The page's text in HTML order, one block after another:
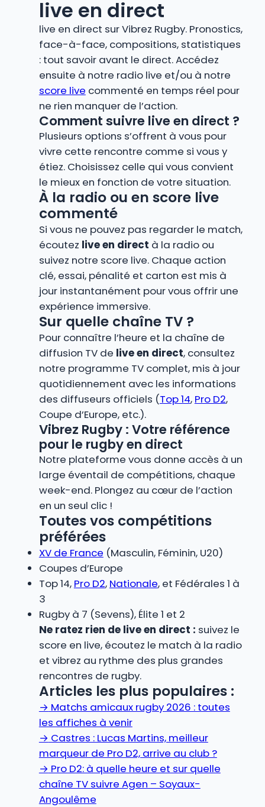
live en direct
live en direct sur Vibrez Rugby. Pronostics,
face-à-face, compositions, statistiques
: tout savoir avant le direct. Accédez
ensuite à notre radio live et/ou à notre
score live commenté en temps réel pour
ne rien manquer de l’action.
Comment suivre live en direct ?
Plusieurs options s’offrent à vous pour
vivre cette rencontre comme si vous y
étiez. Choisissez celle qui vous convient
le mieux en fonction de votre situation.
À la radio ou en score live
commenté
Si vous ne pouvez pas regarder le match,
écoutez live en direct à la radio ou
suivez notre score live. Chaque action
clé, essai, pénalité et carton est mis à
jour instantanément pour vous offrir une
expérience immersive.
Sur quelle chaîne TV ?
Pour connaître l’heure et la chaîne de
diffusion TV de live en direct, consultez
notre programme TV complet, mis à jour
quotidiennement avec les informations
des diffuseurs officiels (Top 14, Pro D2,
Coupe d’Europe, etc.).
Vibrez Rugby : Votre référence
pour le rugby en direct
Notre plateforme vous donne accès à un
large éventail de compétitions, chaque
week-end. Plongez au cœur de l’action
en un seul clic !
Toutes vos compétitions
préférées
XV de France (Masculin, Féminin, U20)
Coupes d’Europe
Top 14, Pro D2, Nationale, et Fédérales 1 à
3
Rugby à 7 (Sevens), Élite 1 et 2
Ne ratez rien de live en direct : suivez le
score en live, écoutez le match à la radio
et vibrez au rythme des plus grandes
rencontres de rugby.
Articles les plus populaires :
→ Matchs amicaux rugby 2026 : toutes
les affiches à venir
→ Castres : Lucas Martins, meilleur
marqueur de Pro D2, arrive au club ?
→ Pro D2: à quelle heure et sur quelle
chaîne TV suivre Agen – Soyaux-
Angoulême